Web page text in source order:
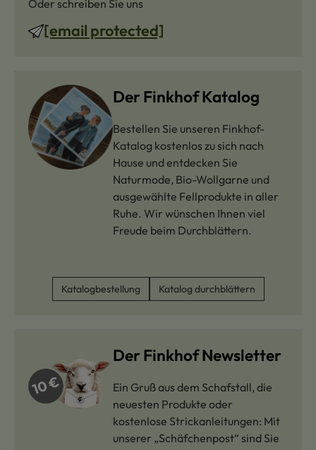
Oder schreiben Sie uns
[email protected]
Der Finkhof Katalog
Bestellen Sie unseren Finkhof-
Katalog kostenlos zu sich nach
Hause und entdecken Sie
Naturmode, Bio-Wollgarne und
ausgewählte Fellprodukte in aller
Ruhe. Wir wünschen Ihnen viel
Freude beim Durchblättern.
Katalogbestellung Katalog durchblättern
Der Finkhof Newsletter
Ein Gruß aus dem Schafstall, die
neuesten Produkte oder
kostenlose Strickanleitungen: Mit
unserer „Schäfchenpost“ sind Sie